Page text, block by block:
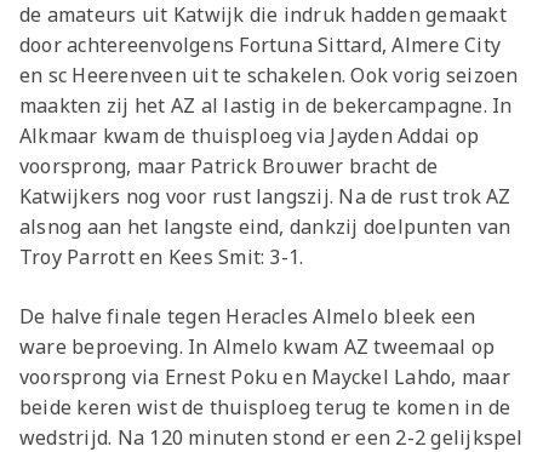
de amateurs uit Katwijk die indruk hadden gemaakt
door achtereenvolgens Fortuna Sittard, Almere City
en sc Heerenveen uit te schakelen. Ook vorig seizoen
maakten zij het AZ al lastig in de bekercampagne. In
Alkmaar kwam de thuisploeg via Jayden Addai op
voorsprong, maar Patrick Brouwer bracht de
Katwijkers nog voor rust langszij. Na de rust trok AZ
alsnog aan het langste eind, dankzij doelpunten van
Troy Parrott en Kees Smit: 3-1.
De halve finale tegen Heracles Almelo bleek een
ware beproeving. In Almelo kwam AZ tweemaal op
voorsprong via Ernest Poku en Mayckel Lahdo, maar
beide keren wist de thuisploeg terug te komen in de
wedstrijd. Na 120 minuten stond er een 2-2 gelijkspel